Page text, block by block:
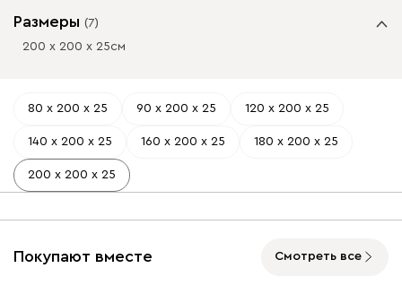
Размеры (7)
200 х 200 х 25см
80 х 200 х 25 90 х 200 х 25 120 х 200 х 25
140 х 200 х 25 160 х 200 х 25 180 х 200 х 25
200 х 200 х 25
Покупают вместе Смотреть все